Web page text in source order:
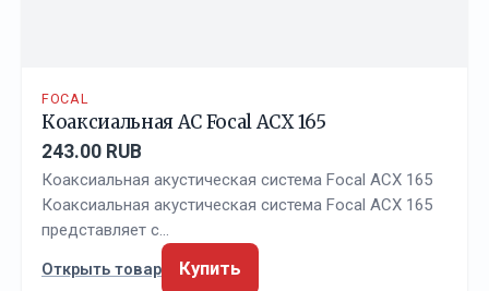
FOCAL
Коаксиальная АС Focal ACX 165
243.00 RUB
Коаксиальная акустическая система Focal ACX 165
Коаксиальная акустическая система Focal ACX 165
представляет с…
Открыть товар
Купить